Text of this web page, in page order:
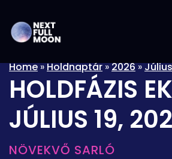
Home»Holdnaptár»2026»Július
HOLDFÁZIS
JÚLIUS 19,
NÖVEKVŐ SARLÓ